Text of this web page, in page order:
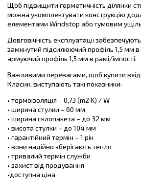
Щоб підвищити герметичність ділянки
можна укомплектувати конструкцію
елементами Windstop або гумовим
Довговічність експлуатації
замкнутий підсилюючий профіль 1,5 мм в
армуючий профіль 1,5 мм в рамі/імпості.
Важливими перевагами, щоб купити
Класик, виступають такі показники:
• термоізоляція – 0,73 (m2 K) / W
• ширина стулки – 60 мм
• ширина склопакета – до 32 мм
• висота стулки – до 104 мм
• гарантійний термін – 1 рік
• вони надійно зберігають тепло
• тривалий термін служби
• захист від продування
•доступна ціна